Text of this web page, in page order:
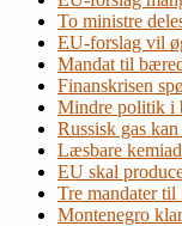
To ministre
EU-forslag vil
Mandat til
Finanskrisen
Mindre politik i
Russisk gas
Læsbare
EU skal
Tre mandater
Montenegro